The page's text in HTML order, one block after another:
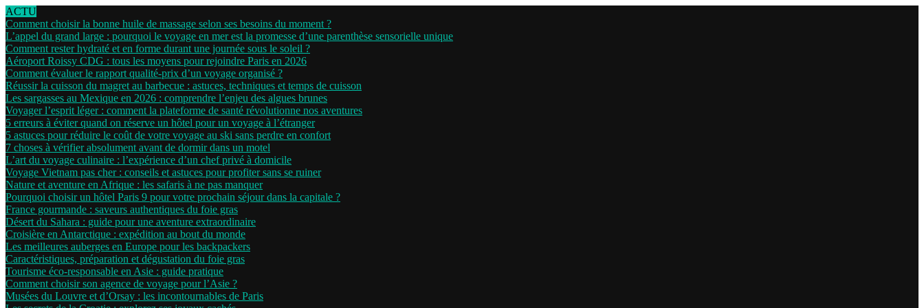
ACTU
Comment choisir la bonne huile de massage selon ses besoins du moment ?
L’appel du grand large : pourquoi le voyage en mer est la promesse d’une parenthèse sensorielle unique
Comment rester hydraté et en forme durant une journée sous le soleil ?
Aéroport Roissy CDG : tous les moyens pour rejoindre Paris en 2026
Comment évaluer le rapport qualité-prix d’un voyage organisé ?
Réussir la cuisson du magret au barbecue : astuces, techniques et temps de cuisson
Les sargasses au Mexique en 2026 : comprendre l’enjeu des algues brunes
Voyager l’esprit léger : comment la plateforme de santé révolutionne nos aventures
5 erreurs à éviter quand on réserve un hôtel pour un voyage à l’étranger
5 astuces pour réduire le coût de votre voyage au ski sans perdre en confort
7 choses à vérifier absolument avant de dormir dans un motel
L’art du voyage culinaire : l’expérience d’un chef privé à domicile
Voyage Vietnam pas cher : conseils et astuces pour profiter sans se ruiner
Nature et aventure en Afrique : les safaris à ne pas manquer
Pourquoi choisir un hôtel Paris 9 pour votre prochain séjour dans la capitale ?
France gourmande : saveurs authentiques du foie gras
Désert du Sahara : guide pour une aventure extraordinaire
Croisière en Antarctique : expédition au bout du monde
Les meilleures auberges en Europe pour les backpackers
Caractéristiques, préparation et dégustation du foie gras
Tourisme éco-responsable en Asie : guide pratique
Comment choisir son agence de voyage pour l’Asie ?
Musées du Louvre et d’Orsay : les incontournables de Paris